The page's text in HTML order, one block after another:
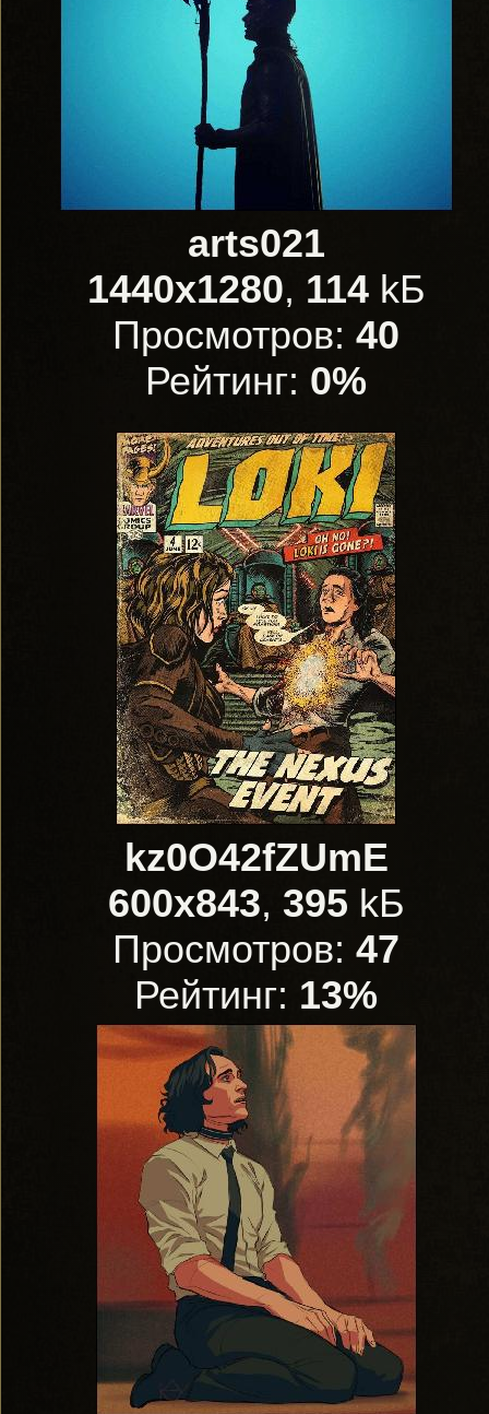
arts021
1440x1280, 114kБ
Просмотров: 40
Рейтинг: 0%
kz0O42fZUmE
600x843, 395 kБ
Просмотров: 47
Рейтинг: 13%